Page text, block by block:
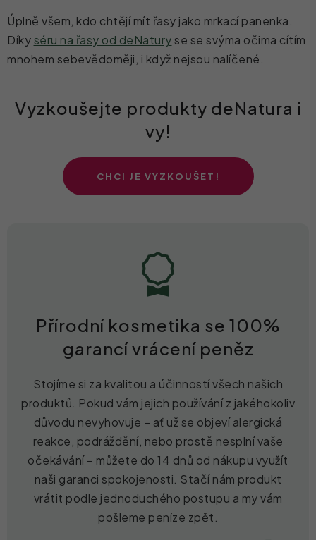
Úplně všem, kdo chtějí mít řasy jako mrkací panenka.
Díkyséru na řasy od deNaturyse se svýma očima cítím
mnohem sebevědoměji, i když nejsou nalíčené.
Vyzkoušejte produkty deNatura i
vy!
CHCI JE VYZKOUŠET!
Přírodní kosmetika se 100%
garancí vrácení peněz
Stojíme si za kvalitou a účinností všech našich
produktů. Pokud vám jejich používání z jakéhokoliv
důvodu nevyhovuje – ať už se objeví alergická
reakce, podráždění, nebo prostě nesplní vaše
očekávání – můžete do 14 dnů od nákupu využít
naši garanci spokojenosti. Stačí nám produkt
vrátit podle jednoduchého postupu a my vám
pošleme peníze zpět.